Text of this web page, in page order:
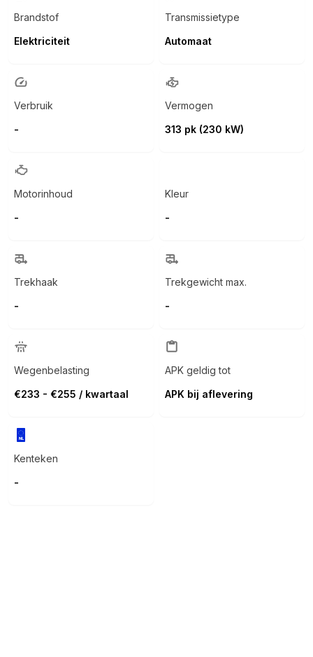
Brandstof
Elektriciteit
Transmissietype
Automaat
Verbruik
-
Vermogen
313 pk (230 kW)
Motorinhoud
-
Kleur
-
Trekhaak
-
Trekgewicht max.
-
Wegenbelasting
€233 - €255 / kwartaal
APK geldig tot
APK bij aflevering
Kenteken
-